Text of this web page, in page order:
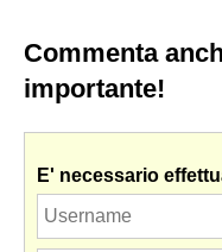
Commenta
importante!
E' necessario